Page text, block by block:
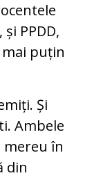
PPDD,
puțin
Și
Ambele
în
din